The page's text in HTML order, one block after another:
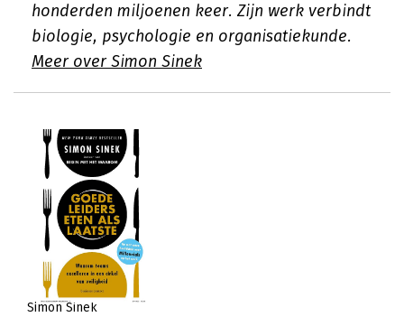
honderden miljoenen keer. Zijn werk verbindt
biologie, psychologie en organisatiekunde.
Meer over Simon Sinek
Simon Sinek